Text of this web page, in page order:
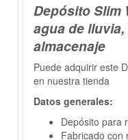
Depósito Slim
agua de
almacenaje
Puede adquirir este
en nuestra tienda
Datos generales:
Depósito para
Fabricado con